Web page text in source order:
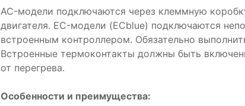
AC-модели подключаются через клеммную
двигателя. EC-модели (ECblue) подключаются
встроенным контроллером. Обязательно
Встроенные термоконтакты должны быть
от перегрева.
Особенности и преимущества: